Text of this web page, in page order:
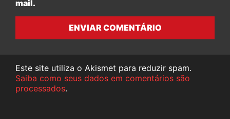
mail.
ENVIAR COMENTÁRIO
Este site utiliza o Akismet para reduzir spam.
Saiba como seus dados em comentários são
processados.